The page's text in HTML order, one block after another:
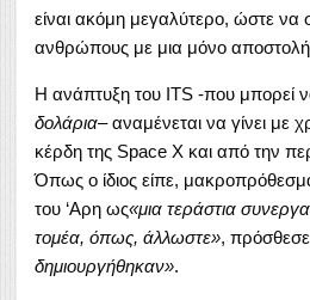
είναι ακόμη μεγαλύτερο, ώστε να
ανθρώπους με μια μόνο
Η ανάπτυξη του ITS -που μπορεί
δολάρια– αναμένεται να γίνει με
κέρδη της Space X και από την
Όπως ο ίδιος είπε,
του ‘Αρη ως«μια τεράστια
τομέα, όπως, άλλωστε»,
δημιουργήθηκαν».